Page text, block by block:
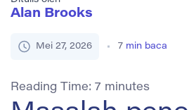
Alan Brooks
Mei 27, 2026 7 min baca
Reading Time: 7 minutes